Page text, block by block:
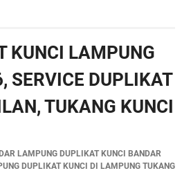
KUNCI LAMPUNG
DUPLIKAT
TUKANG KUNCI
LAMPUNG DUPLIKAT KUNCI BANDAR
DUPLIKAT KUNCI DI LAMPUNG TUKANG